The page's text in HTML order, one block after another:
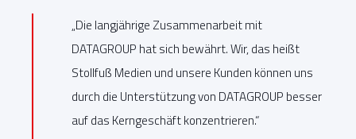
„Die langjährige Zusammenarbeit mit
DATAGROUP hat sich bewährt. Wir, das heißt
Stollfuß Medien und unsere Kunden können uns
durch die Unterstützung von DATAGROUP besser
auf das Kerngeschäft konzentrieren.“